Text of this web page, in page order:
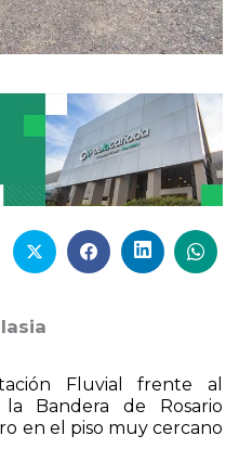
Fluvial frente al
Bandera de Rosario
en el piso muy cercano